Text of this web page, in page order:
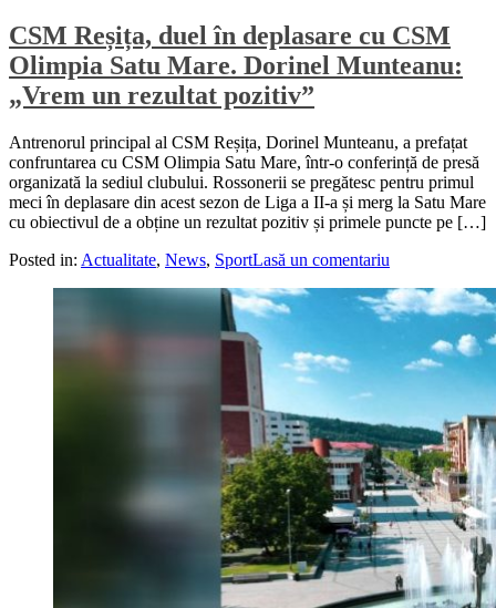
CSM Reșița, duel în deplasare cu CSM
Olimpia Satu Mare. Dorinel Munteanu:
„Vrem un rezultat pozitiv”
Antrenorul principal al CSM Reșița, Dorinel Munteanu, a prefațat
confruntarea cu CSM Olimpia Satu Mare, într-o conferință de presă
organizată la sediul clubului. Rossonerii se pregătesc pentru primul
meci în deplasare din acest sezon de Liga a II-a și merg la Satu Mare
cu obiectivul de a obține un rezultat pozitiv și primele puncte pe […]
Posted in: Actualitate, News, SportLasă un comentariu